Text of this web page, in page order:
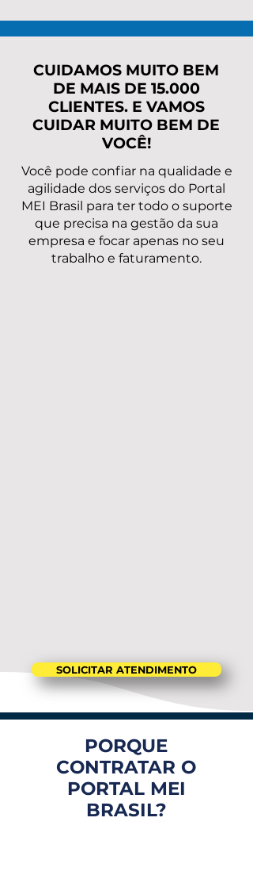
Veja valores,
caminhos e como
resolver rápido
CUIDAMOS MUITO BEM
DE MAIS DE 15.000
CLIENTES. E VAMOS
CUIDAR MUITO BEM DE
VOCÊ!
Você pode confiar na qualidade e
agilidade dos serviços do Portal
MEI Brasil para ter todo o suporte
que precisa na gestão da sua
empresa e focar apenas no seu
trabalho e faturamento.
SOLICITAR ATENDIMENTO
PORQUE
CONTRATAR O
PORTAL MEI
BRASIL?